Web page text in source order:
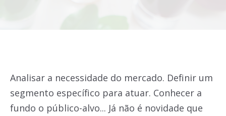
Analisar a necessidade do mercado. Definir um
segmento específico para atuar. Conhecer a
fundo o público-alvo... Já não é novidade que